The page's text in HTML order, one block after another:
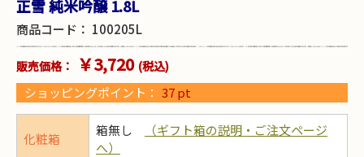
正雪 純米吟醸 1.8L
商品コード： 100205L
販売価格： ￥3,720 (税込)
ショッピングポイント： 37pt
化粧箱
箱無し
（ギフト箱の説明・ご注文ページ
へ）